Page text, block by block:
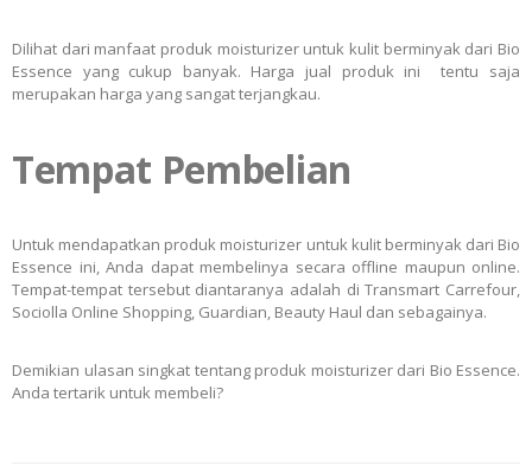
Dilihat dari manfaat produk moisturizer untuk kulit berminyak dari Bio
Essence yang cukup banyak. Harga jual produk ini tentu saja
merupakan harga yang sangat terjangkau.
Tempat Pembelian
Untuk mendapatkan produk moisturizer untuk kulit berminyak dari Bio
Essence ini, Anda dapat membelinya secara offline maupun online.
Tempat-tempat tersebut diantaranya adalah di Transmart Carrefour,
Sociolla Online Shopping, Guardian, Beauty Haul dan sebagainya.
Demikian ulasan singkat tentang produk moisturizer dari Bio Essence.
Anda tertarik untuk membeli?